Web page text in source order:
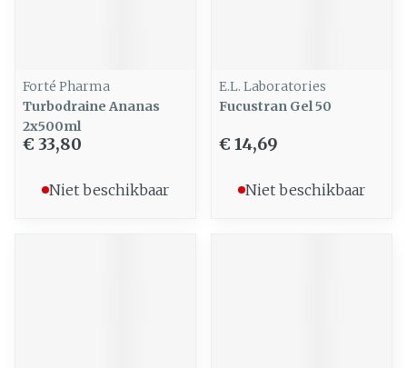
Forté Pharma
Turbodraine Ananas
2x500ml
€ 33,80
Niet beschikbaar
E.L. Laboratories
Fucustran Gel 50
€ 14,69
Niet beschikbaar